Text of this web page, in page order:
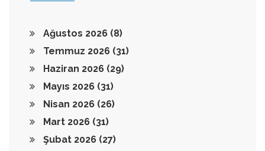
Ağustos 2026 (8)
Temmuz 2026 (31)
Haziran 2026 (29)
Mayıs 2026 (31)
Nisan 2026 (26)
Mart 2026 (31)
Şubat 2026 (27)